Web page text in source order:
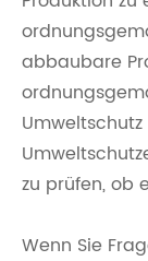
abbaubare
zu prüfen, ob
Wenn Sie